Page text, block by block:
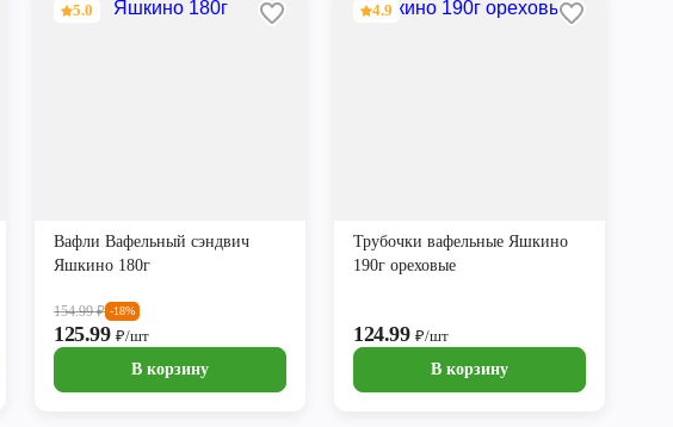
5.0
Вафли Вафельный сэндвич
Яшкино 180г
154.99₽ -18%
125.99₽/шт
В корзину
4.9
Трубочки вафельные Яшкино
190г ореховые
124.99₽/шт
В корзину